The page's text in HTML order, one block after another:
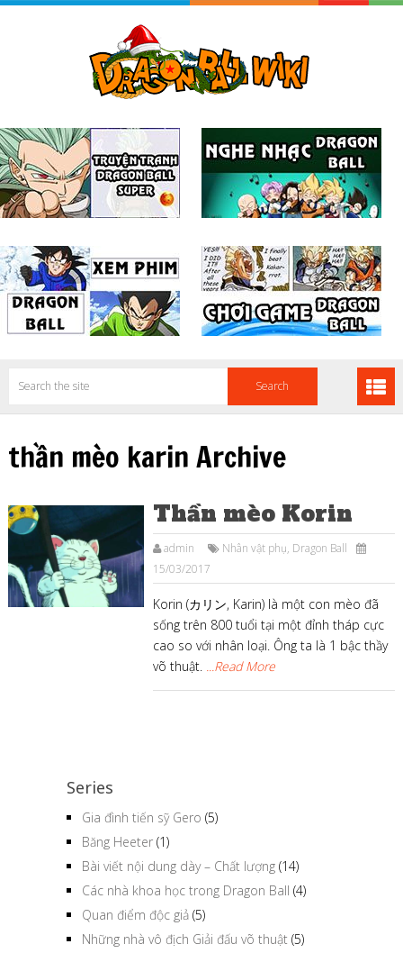
thần mèo karin Archive
Thần mèo Korin
admin Nhân vật phụ, Dragon Ball
15/03/2017
Korin (カリン, Karin) là một con mèo đã
sống trên 800 tuổi tại một đỉnh tháp cực
cao so với nhân loại. Ông ta là 1 bậc thầy
võ thuật. ...Read More
Series
Gia đình tiến sỹ Gero (5)
Băng Heeter (1)
Bài viết nội dung dày – Chất lượng (14)
Các nhà khoa học trong Dragon Ball (4)
Quan điểm độc giả (5)
Những nhà vô địch Giải đấu võ thuật (5)